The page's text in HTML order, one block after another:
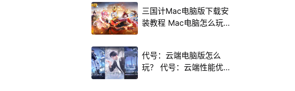
三国计Mac电脑版下载安
装教程 Mac电脑怎么玩
代号：云端电脑版怎么
玩？ 代号：云端性能优